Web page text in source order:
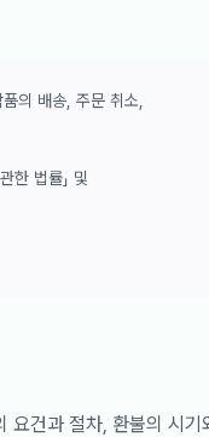
의 배송, 주문 취소,
한 법률」 및
요건과 절차, 환불의 시기